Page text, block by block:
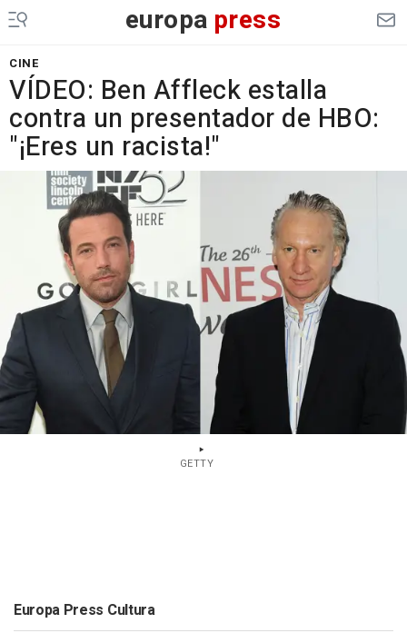
europa press
CINE
VÍDEO: Ben Affleck estalla
contra un presentador de HBO:
"¡Eres un racista!"
GETTY
Europa Press Cultura